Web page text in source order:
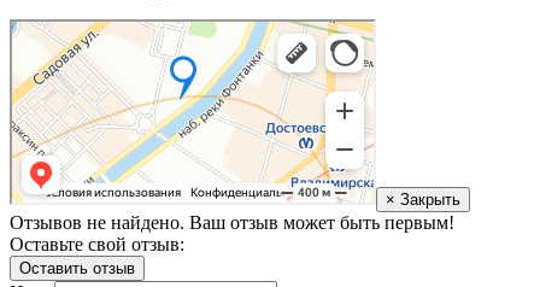
× Закрыть
Отзывов не найдено. Ваш отзыв может быть первым!
Оставьте свой отзыв:
Оставить отзыв